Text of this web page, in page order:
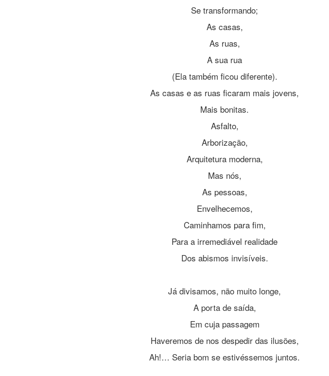
Se transformando;
As casas,
As ruas,
A sua rua
(Ela também ficou diferente).
As casas e as ruas ficaram mais jovens,
Mais bonitas.
Asfalto,
Arborização,
Arquitetura moderna,
Mas nós,
As pessoas,
Envelhecemos,
Caminhamos para fim,
Para a irremediável realidade
Dos abismos invisíveis.
Já divisamos, não muito longe,
A porta de saída,
Em cuja passagem
Haveremos de nos despedir das ilusões,
Ah!… Seria bom se estivéssemos juntos.